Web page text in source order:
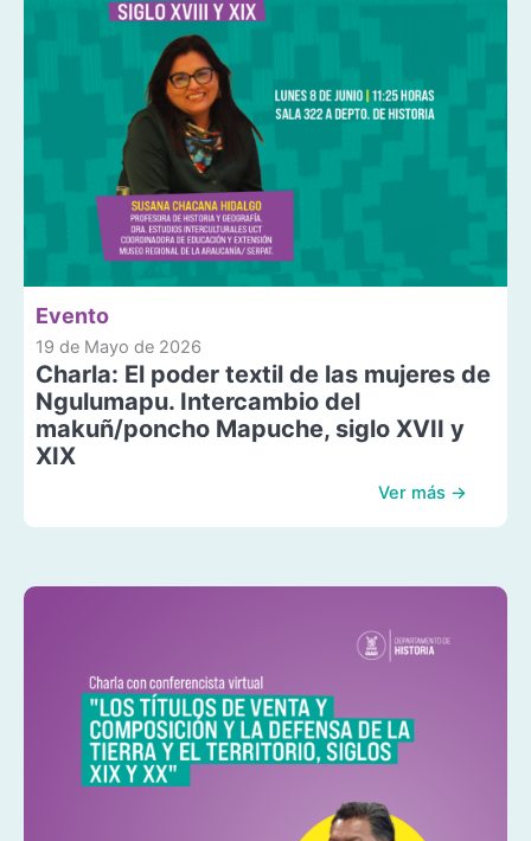
Evento
19 de Mayo de 2026
Charla: El poder textil de las mujeres de
Ngulumapu. Intercambio del
makuñ/poncho Mapuche, siglo XVII y
XIX
Ver más →